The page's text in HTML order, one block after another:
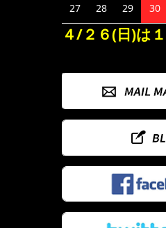
27 28 29 30
４/２６(日)は